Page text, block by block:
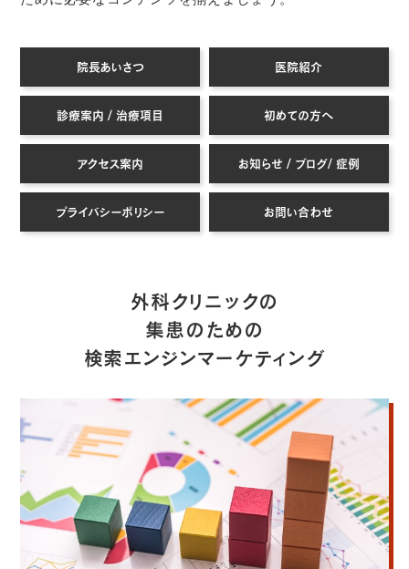
院長あいさつ 医院紹介
診療案内 / 治療項目 初めての方へ
アクセス案内 お知らせ / ブログ/ 症例
プライバシーポリシー お問い合わせ
外科クリニックの
集患のための
検索エンジンマーケティング